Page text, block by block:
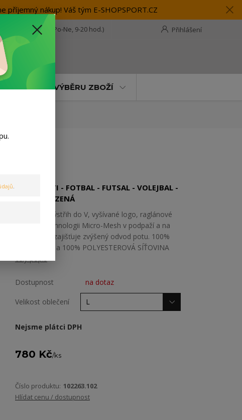
příjemný nákup! Váš tým E-SHOPSPORT.CZ
Přihlášení
+420 728 118 114 (Po-Ne, 9-20 hod.)
POMOC PŘI VÝBĚRU ZBOŽÍ
MUŽI - DĚTI - FOTBAL - FUTSAL - VOLEJBAL -
TENIS - HÁZENÁ
Tričko má výstřih do V, vyšívané logo, raglánové
rukávy a technologii Micro-Mesh v podpaží a na
lemu, která zajišťuje zvýšený odvod potu. 100%
POLYESTER a 100% POLYESTEROVÁ SÍŤOVINA
celý popis
Dostupnost na dotaz
Velikost oblečení
Nejsme plátci DPH
780 Kč/ks
Číslo produktu: 102263.102
Hlídat cenu / dostupnost
.